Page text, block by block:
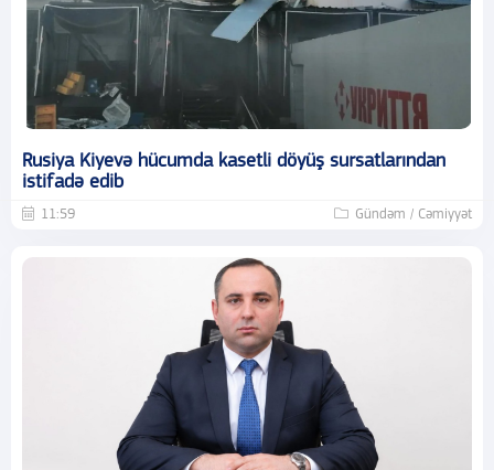
Rusiya Kiyevə hücumda kasetli döyüş sursatlarından
istifadə edib
11:59 Gündəm / Cəmiyyət